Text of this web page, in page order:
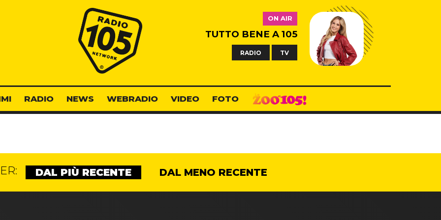
Radio 105
ON AIR
TUTTO BENE A 105
RADIO TV
RADIO NEWS WEBRADIO VIDEO FOTO
DAL PIÙ RECENTE DAL MENO RECENTE